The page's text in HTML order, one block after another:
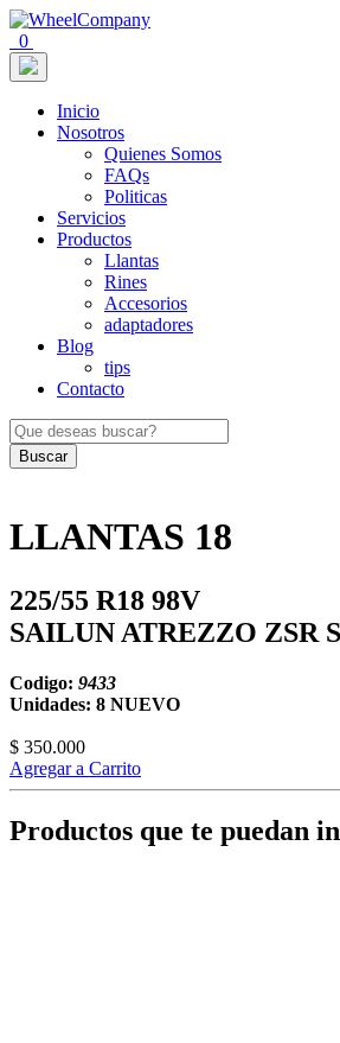
0
Inicio
Nosotros
Quienes Somos
FAQs
Politicas
Servicios
Productos
Llantas
Rines
Accesorios
adaptadores
Blog
tips
Contacto
Buscar
LLANTAS 18
225/55 R18 98V
SAILUN ATREZZO ZSR
Codigo: 9433
Unidades: 8 NUEVO
$ 350.000
Agregar a Carrito
Productos que te puedan